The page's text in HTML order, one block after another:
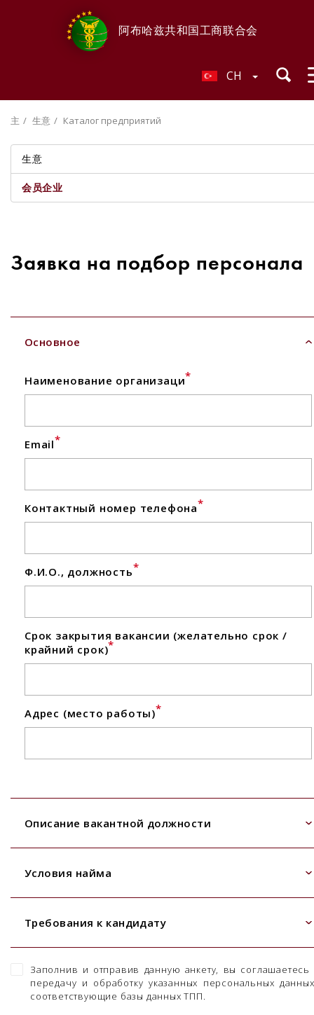
阿布哈兹共和国工商联合会
CH
主 生意 Каталог предприятий
生意
会员企业
Заявка на подбор персонала
Основное
Наименование организаци*
Email*
Контактный номер телефона*
Ф.И.О., должность*
Срок закрытия вакансии (желательно срок /
крайний срок)*
Адрес (место работы)*
Описание вакантной должности
Условия найма
Требования к кандидату
Заполнив и отправив данную анкету, вы соглашаетесь
передачу и обработку указанных персональных
соответствующие базы данных ТПП.